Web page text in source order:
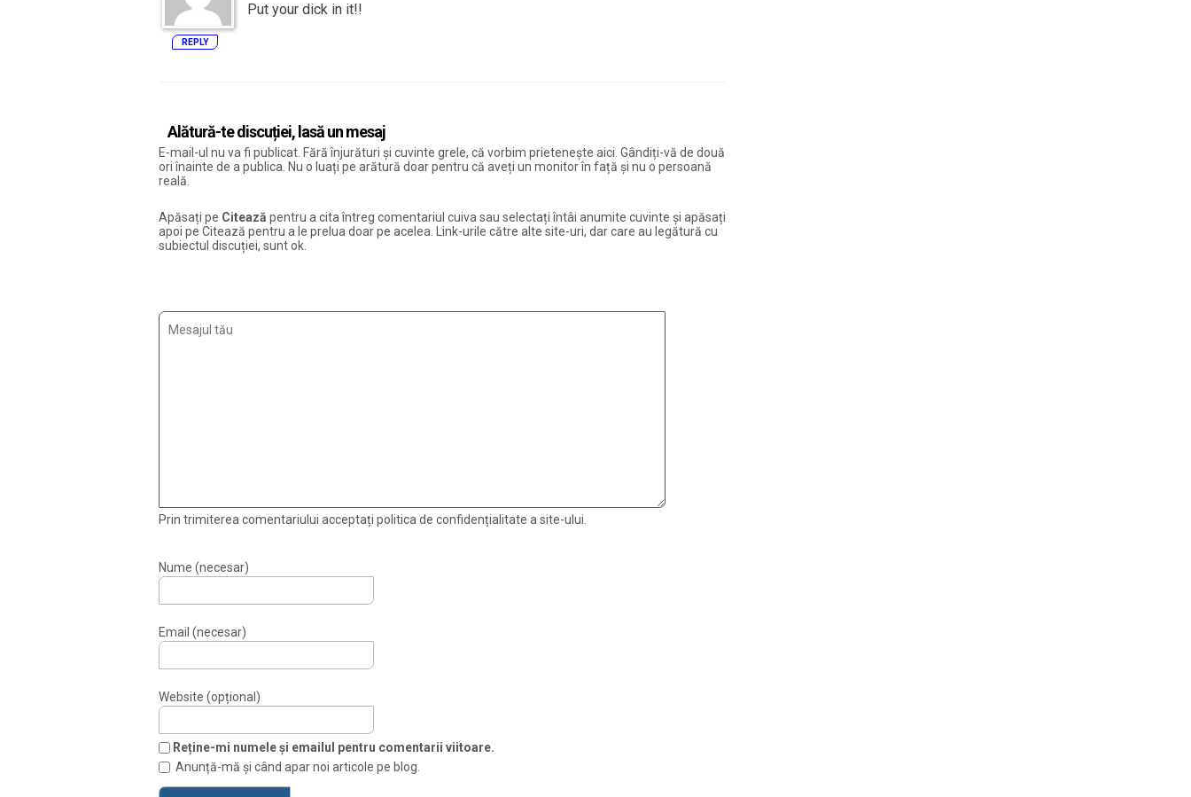
Put your dick in it!!
REPLY
Alătură-te discuției, lasă un mesaj
E-mail-ul nu va fi publicat. Fără înjurături și cuvinte grele, că vorbim prietenește aici. Gândiți-vă de două
ori înainte de a publica. Nu o luați pe arătură doar pentru că aveți un monitor în față și nu o persoană
reală.
Apăsați pe Citează pentru a cita întreg comentariul cuiva sau selectați întâi anumite cuvinte și apăsați
apoi pe Citează pentru a le prelua doar pe acelea. Link-urile către alte site-uri, dar care au legătură cu
subiectul discuției, sunt ok.
Prin trimiterea comentariului acceptați politica de confidențialitate a site-ului.
Nume (necesar)
Email (necesar)
Website (opțional)
Reține-mi numele și emailul pentru comentarii viitoare.
Anunță-mă și când apar noi articole pe blog.